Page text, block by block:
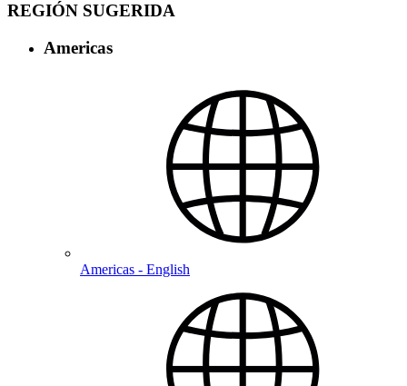
REGIÓN SUGERIDA
Americas
Americas - English